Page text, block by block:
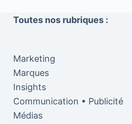
Toutes nos rubriques :
Marketing
Marques
Insights
Communication • Publicité
Médias